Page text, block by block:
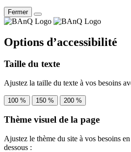
Fermer
Options d’accessibilité
Taille du texte
Ajustez la taille du texte à vos besoins
100 % 150 % 200 %
Thème visuel de la page
Ajustez le thème du site à vos besoins
dessous :